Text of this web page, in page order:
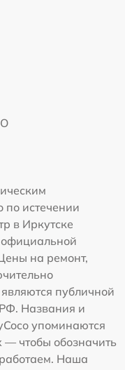
по истечении
в Иркутске
официальной
на ремонт,
публичной
Названия и
упоминаются
чтобы обозначить
Наша